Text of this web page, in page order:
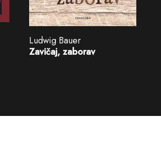
Ludwig Bauer
Zavičaj, zaborav